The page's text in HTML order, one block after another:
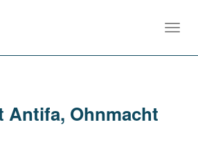
Antifa, Ohnmacht